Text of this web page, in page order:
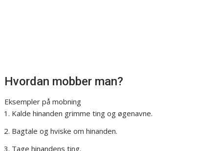
Hvordan mobber man?
Eksempler på mobning
Kalde hinanden grimme ting og øgenavne.
Bagtale og hviske om hinanden.
Tage hinandens ting.